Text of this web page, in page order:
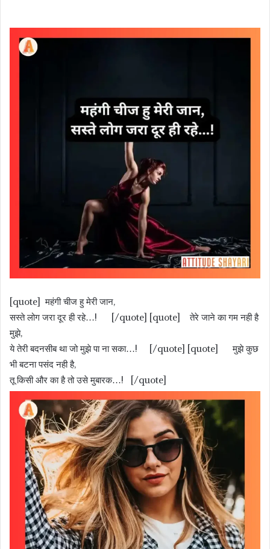
[quote] महंगी चीज हु मेरी जान,
सस्ते लोग जरा दूर ही रहे…! [/quote] [quote] तेरे जाने का गम नही है
मुझे,
ये तेरी बदनसीब था जो मुझे पा ना सका…! [/quote] [quote] मुझे कुछ
भी बटना पसंद नही है,
तू किसी और का है तो उसे मुबारक…! [/quote]